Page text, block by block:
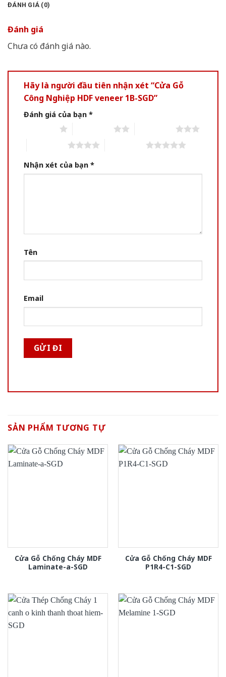
ĐÁNH GIÁ (0)
Đánh giá
Chưa có đánh giá nào.
Hãy là người đầu tiên nhận xét “Cửa Gỗ
Công Nghiệp HDF veneer 1B-SGD”
Đánh giá của bạn *
Nhận xét của bạn *
Tên
Email
SẢN PHẨM TƯƠNG TỰ
Cửa Gỗ Chống Cháy MDF
Laminate-a-SGD
Cửa Gỗ Chống Cháy MDF
P1R4-C1-SGD